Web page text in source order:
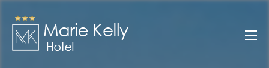
Inhalt
springen
Marie Kelly